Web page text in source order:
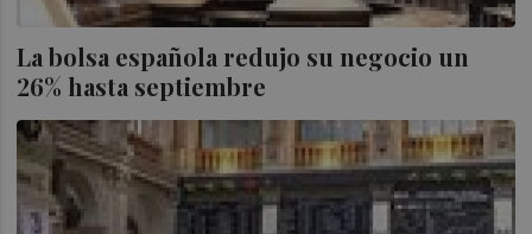
La bolsa española redujo su negocio un
26% hasta septiembre